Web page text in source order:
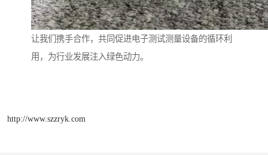
让我们携手合作，共同促进电子测试测量设备的循环利
用，为行业发展注入绿色动力。
http://www.szzryk.com